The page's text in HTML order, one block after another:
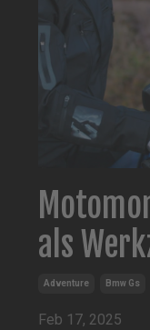
als
Adventure Bmw Gs
Feb 17, 2025